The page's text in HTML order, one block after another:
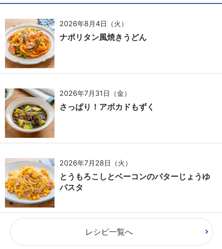
2026年8月4日（火）
ナポリタン風焼きうどん
2026年7月31日（金）
さっぱり！アボカドもずく
2026年7月28日（火）
とうもろこしとベーコンのバターじょうゆ
パスタ
レシピ一覧へ